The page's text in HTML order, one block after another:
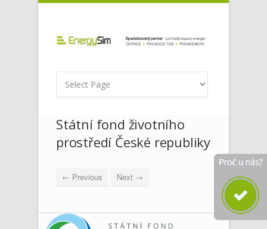
Státní fond životního
prostředí České republiky
← Previous Next →